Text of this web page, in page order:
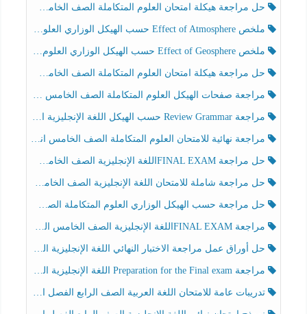
حل مراجعة هيكلة امتحان العلوم المتكاملة الصف الخامس انسبير الفصل الثالث
ملخص Effect of Atmosphere حسب الهيكل الوزاري العلوم المتكاملة الصف الخامس انسبير الفصل الثالث
ملخص Effect of Geosphere حسب الهيكل الوزاري العلوم المتكاملة الصف الخامس انسبير الفصل الثالث
حل مراجعة هيكلة امتحان العلوم المتكاملة الصف الخامس عام الفصل الثالث
مراجعة صفحات الهيكل العلوم المتكاملة الصف الخامس انسبير الفصل الثالث
مراجعة Review Grammar حسب الهيكل اللغة الإنجليزية الصف الخامس الفصل الثالث
مراجعة نهائية للامتحان العلوم المتكاملة الصف الخامس انسبير الفصل الثالث
حل مراجعة FINAL EXAMاللغة الإنجليزية الصف الخامس الفصل الثالث
حل مراجعة شاملة للامتحان اللغة الإنجليزية الصف الخامس الفصل الثالث
حل مراجعة حسب الهيكل الوزاري العلوم المتكاملة الصف الخامس عام الفصل الثالث
مراجعة FINAL EXAMاللغة الإنجليزية الصف الخامس الفصل الثالث
حل أوراق عمل مراجعة الاختبار النهائي اللغة الإنجليزية الصف الرابع الفصل الثالث
مراجعة Preparation for the Final exam اللغة الإنجليزية الصف الرابع الفصل الثالث
تدريبات عامة للامتحان اللغة العربية الصف الرابع الفصل الثالث